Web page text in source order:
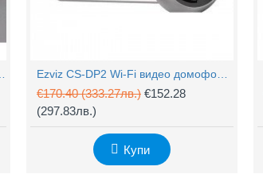
€170.40(333.27лв.) €152.28
(297.83лв.)
Купи